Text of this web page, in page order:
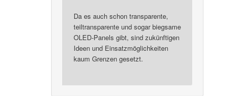
Da es auch schon transparente,
teiltransparente und sogar biegsame
OLED-Panels gibt, sind zukünftigen
Ideen und Einsatzmöglichkeiten
kaum Grenzen gesetzt.